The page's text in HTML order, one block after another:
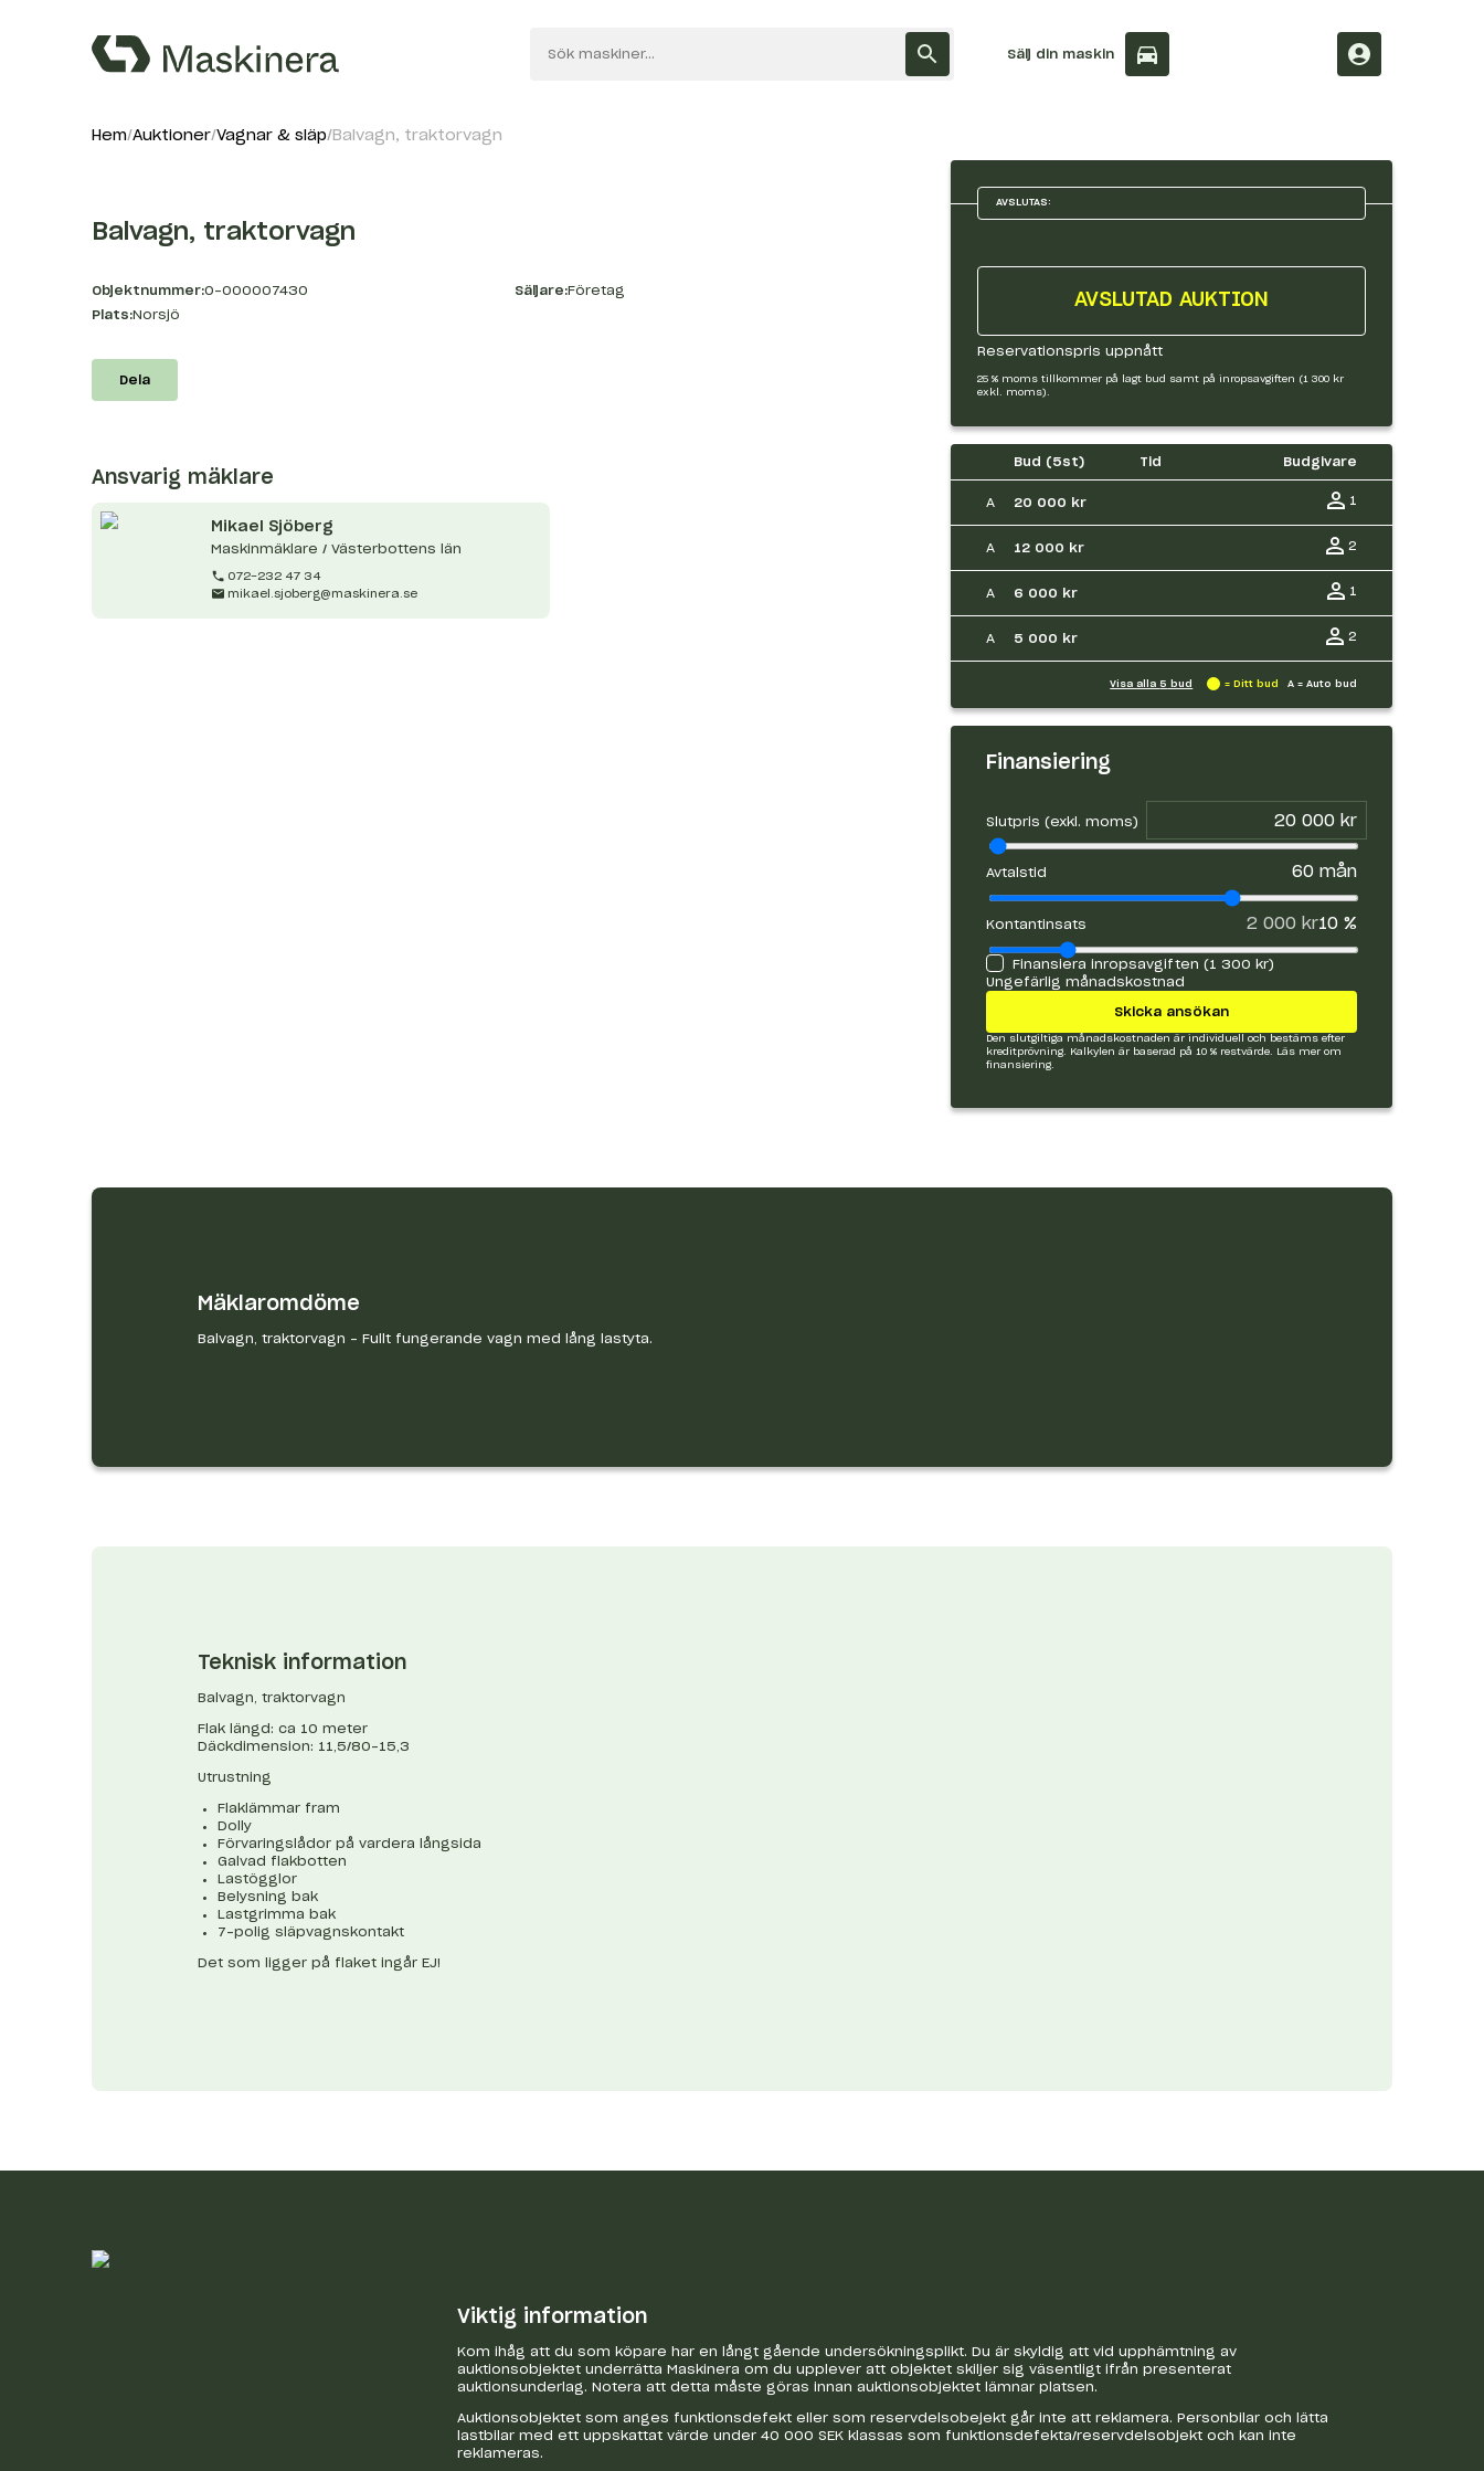
Sälj din maskin
Hem Auktioner Vagnar & släp Balvagn, traktorvagn
AVSLUTAS:
AVSLUTAD AUKTION
Reservationspris uppnått
25 % moms tillkommer på lagt bud samt på inropsavgiften (1 300 kr
exkl. moms).
Bud (5st) Tid Budgivare
A 20 000 kr 1
A 12 000 kr 2
A 6 000 kr 1
A 5 000 kr 2
Visa alla 5 bud = Ditt bud A = Auto bud
Finansiering
Slutpris (exkl. moms)
Avtalstid 60mån
Kontantinsats 2 000 kr10%
Finansiera inropsavgiften (1 300 kr)
Ungefärlig månadskostnad
Skicka ansökan
Den slutgiltiga månadskostnaden är individuell och bestäms efter
kreditprövning. Kalkylen är baserad på 10 % restvärde.
Läs mer om
finansiering.
Balvagn, traktorvagn
Objektnummer:O-000007430 Säljare:Företag
Plats:Norsjö
Dela
Ansvarig mäklare
Mikael Sjöberg
Maskinmäklare / Västerbottens län
072-232 47 34
mikael.sjoberg@maskinera.se
Mäklaromdöme
Balvagn, traktorvagn - Fullt fungerande vagn med lång lastyta.
Teknisk information
Balvagn, traktorvagn
Flak längd: ca 10 meter
Däckdimension: 11,5/80-15,3
Utrustning
Flaklämmar fram
Dolly
Förvaringslådor på vardera långsida
Galvad flakbotten
Lastögglor
Belysning bak
Lastgrimma bak
7-polig släpvagnskontakt
Det som ligger på flaket ingår EJ!
Viktig information
Kom ihåg att du som köpare har en långt gående undersökningsplikt. Du är skyldig att vid upphämtning av
auktionsobjektet underrätta Maskinera om du upplever att objektet skiljer sig väsentligt ifrån presenterat
auktionsunderlag. Notera att detta måste göras innan auktionsobjektet lämnar platsen.
Auktionsobjektet som anges funktionsdefekt eller som reservdelsobejekt går inte att reklamera. Personbilar och lätta
lastbilar med ett uppskattat värde under 40 000 SEK klassas som funktionsdefekta/reservdelsobjekt och kan inte
reklameras.